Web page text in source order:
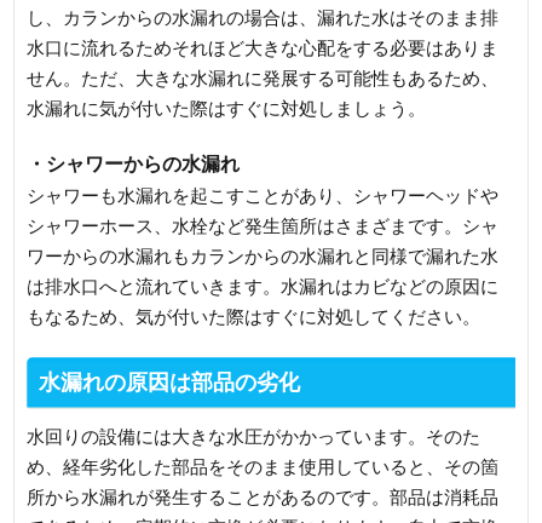
し、カランからの水漏れの場合は、漏れた水はそのまま排
水口に流れるためそれほど大きな心配をする必要はありま
せん。ただ、大きな水漏れに発展する可能性もあるため、
水漏れに気が付いた際はすぐに対処しましょう。
・シャワーからの水漏れ
シャワーも水漏れを起こすことがあり、シャワーヘッドや
シャワーホース、水栓など発生箇所はさまざまです。シャ
ワーからの水漏れもカランからの水漏れと同様で漏れた水
は排水口へと流れていきます。水漏れはカビなどの原因に
もなるため、気が付いた際はすぐに対処してください。
水漏れの原因は部品の劣化
水回りの設備には大きな水圧がかかっています。そのた
め、経年劣化した部品をそのまま使用していると、その箇
所から水漏れが発生することがあるのです。部品は消耗品